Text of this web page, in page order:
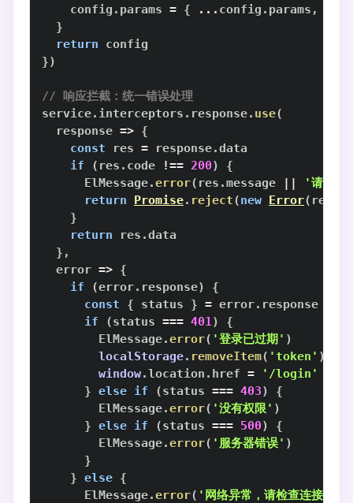
    config
. params = { ... config . params ,
}
return
})
// 响应拦截：统一错误处理
service. interceptors . response. use(
response => {
const res = response.data
if
( res . code !== 200)
{
ElMessage.error( res .message ||
'请求失
return
Promise. reject(new Error( res
}
return res .data
} ,
error => {
if
(error. response)
{
const
{ status } = error. response
if
(status === 401)
{
ElMessage.error( '登录已过期' )
localStorage. removeItem( 'token' )
window.location . href =
'/login'
} else if (status === 403)
{
ElMessage.error( '没有权限' )
} else if (status === 500)
{
ElMessage.error( '服务器错误' )
}
} else {
ElMessage.error( '网络异常，请检查连接'